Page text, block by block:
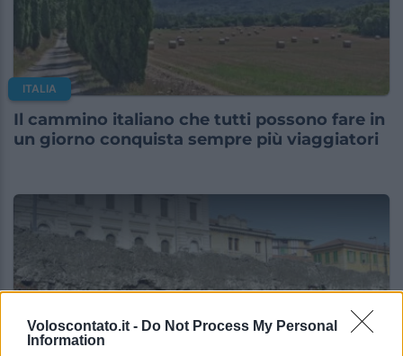
Voloscontato.it - Do Not Process My Personal
Information
ITALIA
Il cammino italiano che tutti possono fare in
un giorno conquista sempre più viaggiatori